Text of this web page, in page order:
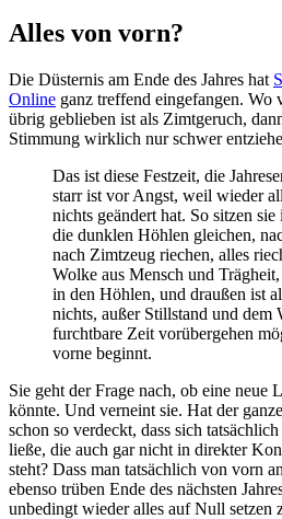
Alles von vorn?
Die Düsternis am Ende des Jahres hat
Online ganz treffend eingefangen. Wo
übrig geblieben ist als Zimtgeruch,
Stimmung wirklich nur schwer
Das ist diese Festzeit, die
starr ist vor Angst, weil wieder
nichts geändert hat. So sitzen
die dunklen Höhlen gleichen,
nach Zimtzeug riechen, alles
Wolke aus Mensch und
in den Höhlen, und draußen ist
nichts, außer Stillstand und dem
furchtbare Zeit vorübergehen
vorne beginnt.
Sie geht der Frage nach, ob eine neue
könnte. Und verneint sie. Hat der
schon so verdeckt, dass sich
ließe, die auch gar nicht in direkter
steht? Dass man tatsächlich von vorn
ebenso trüben Ende des nächsten
unbedingt wieder alles auf Null setzen